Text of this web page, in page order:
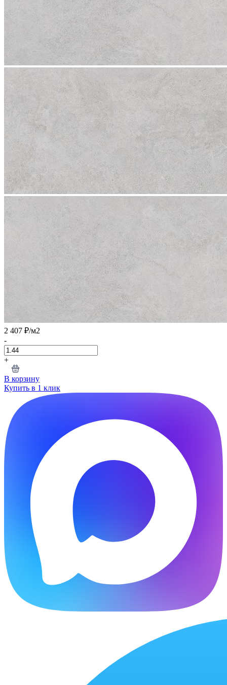
2 407 ₽/м2
-
+
В корзину
Купить в 1 клик